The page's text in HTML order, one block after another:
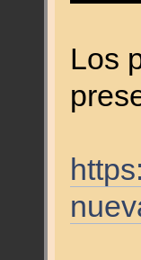
Los